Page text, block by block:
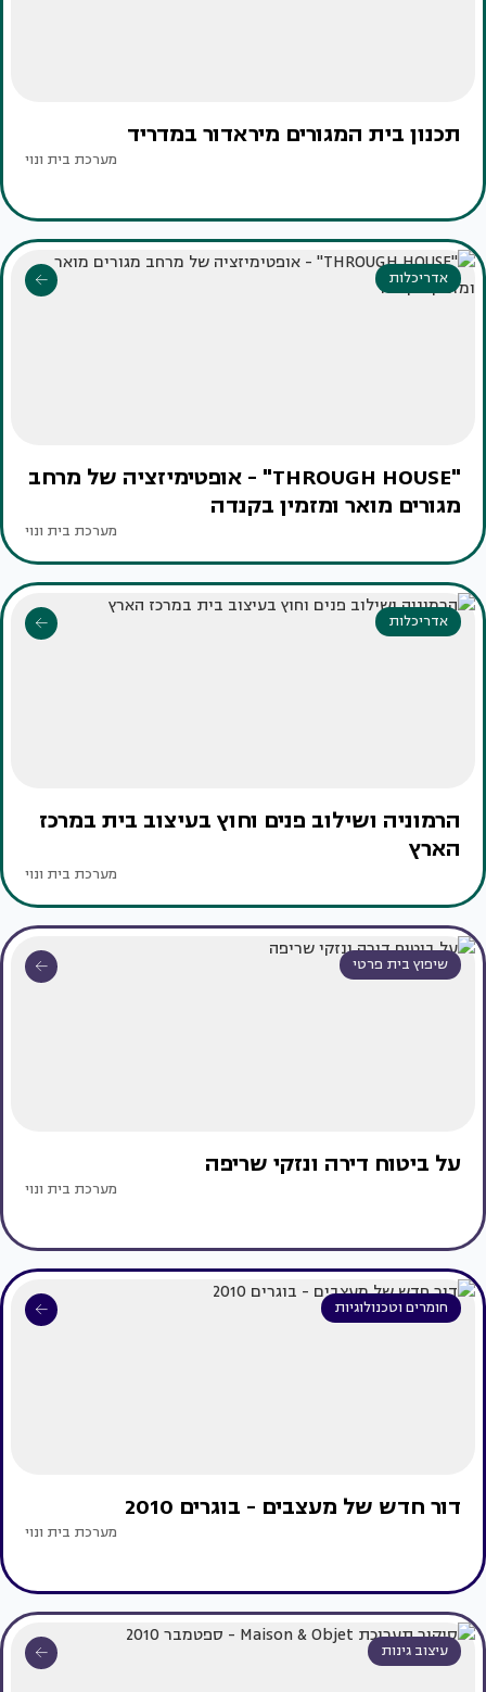
תכנון בית המגורים מיראדור במדריד
מערכת בית ונוי
אדריכלות
"THROUGH HOUSE" - אופטימיזציה של מרחב
מגורים מואר ומזמין בקנדה
מערכת בית ונוי
אדריכלות
הרמוניה ושילוב פנים וחוץ בעיצוב בית במרכז
הארץ
מערכת בית ונוי
שיפוץ בית פרטי
על ביטוח דירה ונזקי שריפה
מערכת בית ונוי
חומרים וטכנולוגיות
דור חדש של מעצבים - בוגרים 2010
מערכת בית ונוי
עיצוב גינות